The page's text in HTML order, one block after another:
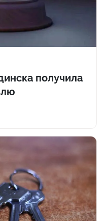
получила